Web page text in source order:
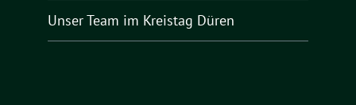
Unser Team im Kreistag Düren